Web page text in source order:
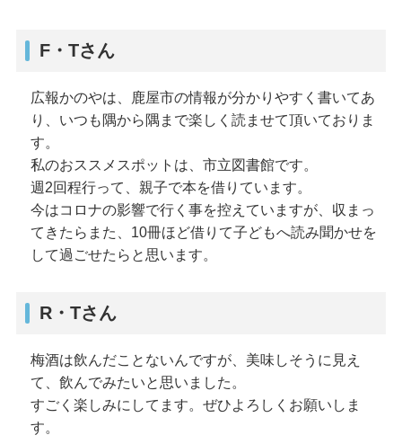
F・Tさん
広報かのやは、鹿屋市の情報が分かりやすく書いてあ
り、いつも隅から隅まで楽しく読ませて頂いておりま
す。
私のおススメスポットは、市立図書館です。
週2回程行って、親子で本を借りています。
今はコロナの影響で行く事を控えていますが、収まっ
てきたらまた、10冊ほど借りて子どもへ読み聞かせを
して過ごせたらと思います。
R・Tさん
梅酒は飲んだことないんですが、美味しそうに見え
て、飲んでみたいと思いました。
すごく楽しみにしてます。ぜひよろしくお願いしま
す。